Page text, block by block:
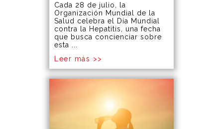
Cada 28 de julio, la
Organización Mundial de la
Salud celebra el Día Mundial
contra la Hepatitis, una fecha
que busca concienciar sobre
esta ...
Leer más >>